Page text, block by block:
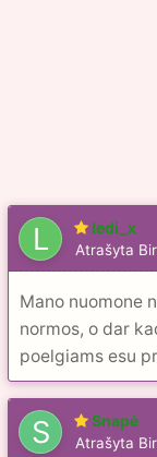
ledi_x
Atrašyta
Mano nuomone
normos, o dar
poelgiams esu
Snapė
Atrašyta